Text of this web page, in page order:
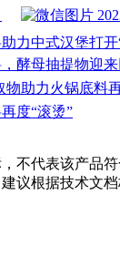
力中式汉堡打开
酵母抽提物迎来
度“滚烫”
不代表该产品
议根据技术文